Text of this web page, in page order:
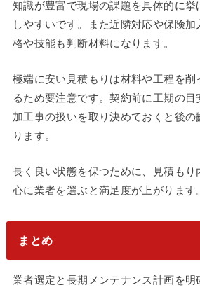
知識が豊富で現場の課題を具体的に挙
しやすいです。また近隣対応や保険
格や技能も判断材料になります。
極端に安い見積もりは材料や工程を削
るため要注意です。契約前に工期の目
加工事の扱いを取り決めておくと後の
ります。
長く良い状態を保つために、見積もり
心に業者を選ぶと満足度が上がります
まとめ
業者選定と長期メンテナンス計画を明